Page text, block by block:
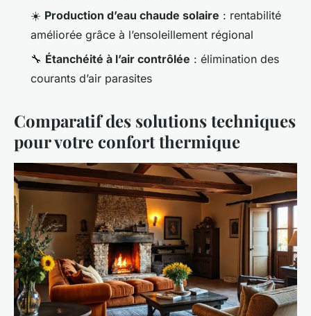
☀️ Production d’eau chaude solaire : rentabilité
améliorée grâce à l’ensoleillement régional
🔧 Étanchéité à l’air contrôlée : élimination des
courants d’air parasites
Comparatif des solutions techniques
pour votre confort thermique